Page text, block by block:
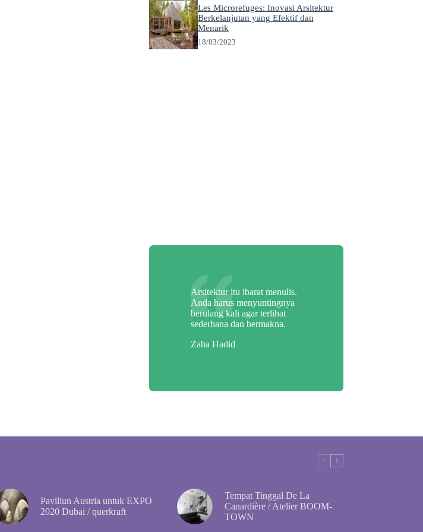
Les Microrefuges: Inovasi Arsitektur
Berkelanjutan yang Efektif dan
Menarik
18/03/2023
Arsitektur itu ibarat menulis.
Anda harus menyuntingnya
berulang kali agar terlihat
sederhana dan bermakna.
Zaha Hadid
Paviliun Austria untuk EXPO
2020 Dubai / querkraft
Tempat Tinggal De La
Canardière / Atelier BOOM-
TOWN